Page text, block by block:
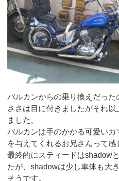
バルカンからの乗り換えだっ
ささは目に付きましたがそれ
ました。
バルカンは手のかかる可愛い
を与えてくれるお兄さんって感
最終的にスティードはshadow
たが、shadowは少し車体も大
そうです。